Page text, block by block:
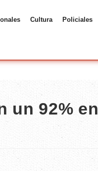
Cultura Policiales
un 92% en